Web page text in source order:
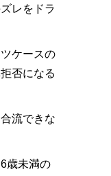
レをドラ
ケースの
否になる
流できな
歳未満の